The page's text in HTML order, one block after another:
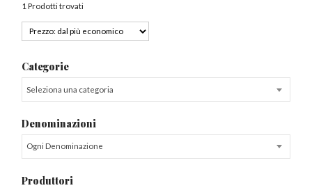
1 Prodotti trovati
Categorie
Seleziona una categoria
Denominazioni
Ogni Denominazione
Produttori